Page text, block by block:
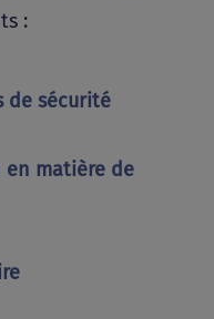
:
de sécurité
matière de